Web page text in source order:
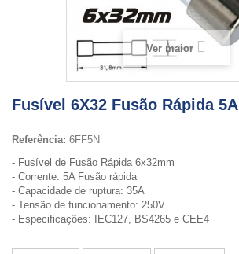
Ver maior
Fusível 6X32 Fusão Rápida 5A
Referência: 6FF5N
- Fusível de Fusão Rápida 6x32mm
- Corrente: 5A Fusão rápida
- Capacidade de ruptura: 35A
- Tensão de funcionamento: 250V
- Especificações: IEC127, BS4265 e CEE4